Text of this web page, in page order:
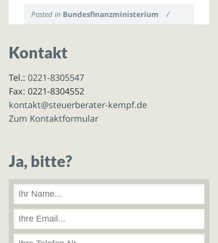
Posted in Bundesfinanzministerium /
Kontakt
Tel.: 0221-8305547
Fax: 0221-8304552
kontakt@steuerberater-kempf.de
Zum Kontaktformular
Ja, bitte?